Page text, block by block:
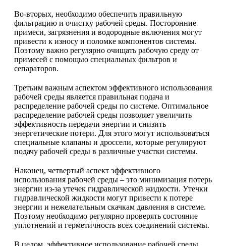
Во-вторых, необходимо обеспечить правильную
фильтрацию и очистку рабочей среды. Посторонние
примеси, загрязнения и водородные включения могут
привести к износу и поломке компонентов системы.
Поэтому важно регулярно очищать рабочую среду от
примесей с помощью специальных фильтров и
сепараторов.
Третьим важным аспектом эффективного использования
рабочей среды является правильная подача и
распределение рабочей среды по системе. Оптимальное
распределение рабочей среды позволяет увеличить
эффективность передачи энергии и снизить
энергетические потери. Для этого могут использоваться
специальные клапаны и дроссели, которые регулируют
подачу рабочей среды в различные участки системы.
Наконец, четвертый аспект эффективного
использования рабочей среды – это минимизация потерь
энергии из-за утечек гидравлической жидкости. Утечки
гидравлической жидкости могут привести к потере
энергии и нежелательным скачкам давления в системе.
Поэтому необходимо регулярно проверять состояние
уплотнений и герметичность всех соединений системы.